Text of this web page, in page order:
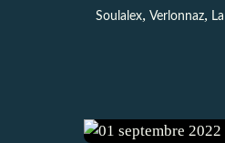
Soulalex, Verlonnaz,